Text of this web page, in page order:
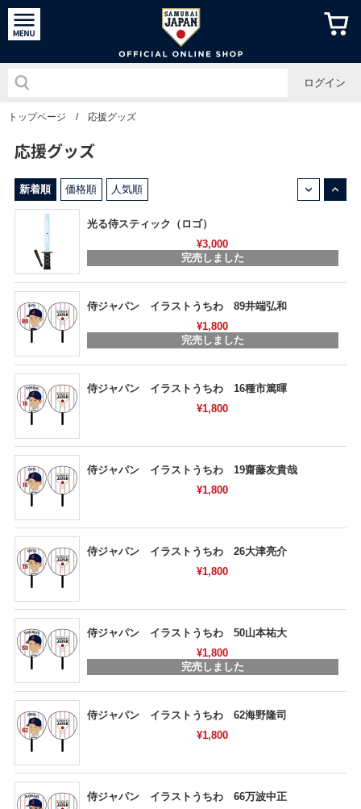
侍ジャパ
ログイン
トップページ / 応援グッズ
応援グッズ
新着順 価格順 人気順
光る侍スティック（ロゴ）
¥3,000
完売しました
侍ジャパン イラストうちわ 89井端弘和
¥1,800
完売しました
侍ジャパン イラストうちわ 16種市篤暉
¥1,800
侍ジャパン イラストうちわ 19齋藤友貴哉
¥1,800
侍ジャパン イラストうちわ 26大津亮介
¥1,800
侍ジャパン イラストうちわ 50山本祐大
¥1,800
完売しました
侍ジャパン イラストうちわ 62海野隆司
¥1,800
侍ジャパン イラストうちわ 66万波中正